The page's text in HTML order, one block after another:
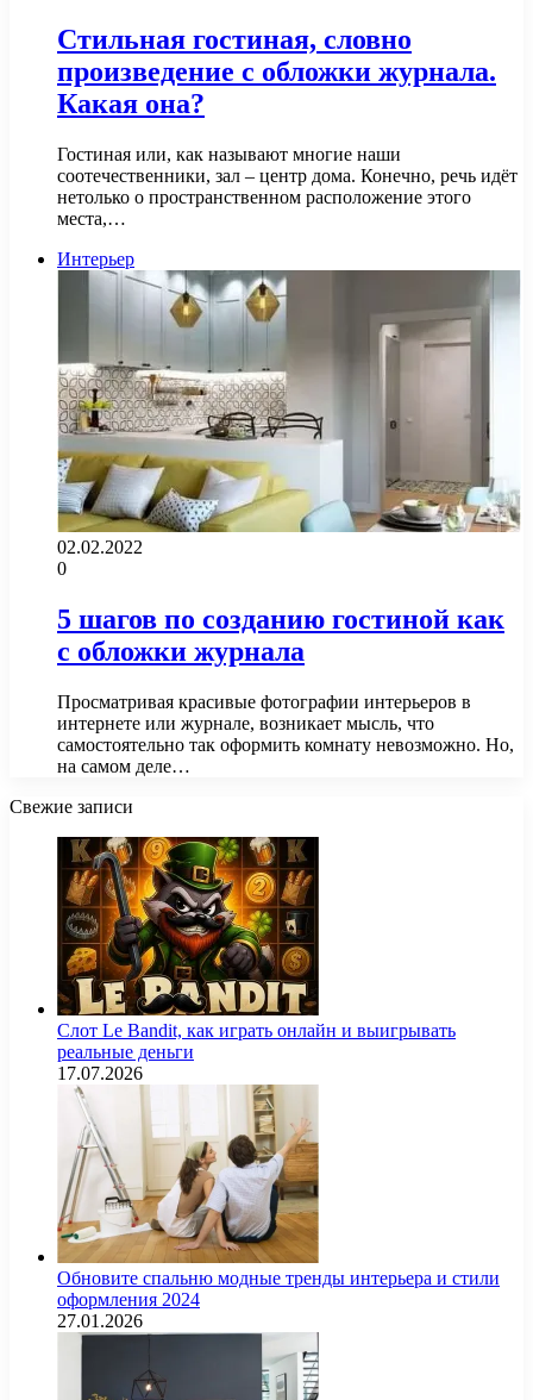
Стильная гостиная, словно
произведение с обложки журнала.
Какая она?
Гостиная или, как называют многие наши
соотечественники, зал – центр дома. Конечно, речь идёт
нетолько о пространственном расположение этого
места,…
Интерьер
02.02.2022
0
5 шагов по созданию гостиной как
с обложки журнала
Просматривая красивые фотографии интерьеров в
интернете или журнале, возникает мысль, что
самостоятельно так оформить комнату невозможно. Но,
на самом деле…
Свежие записи
Слот Le Bandit, как играть онлайн и выигрывать
реальные деньги
17.07.2026
Обновите спальню модные тренды интерьера и стили
оформления 2024
27.01.2026